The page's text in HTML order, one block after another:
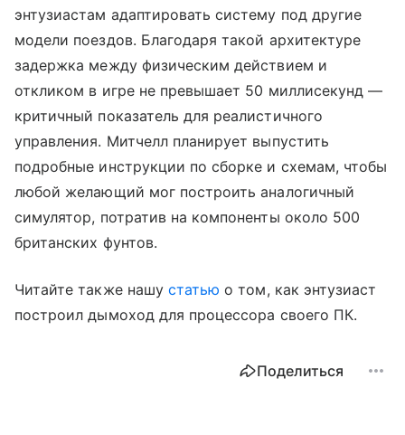
энтузиастам адаптировать систему под другие
модели поездов. Благодаря такой архитектуре
задержка между физическим действием и
откликом в игре не превышает 50 миллисекунд —
критичный показатель для реалистичного
управления. Митчелл планирует выпустить
подробные инструкции по сборке и схемам, чтобы
любой желающий мог построить аналогичный
симулятор, потратив на компоненты около 500
британских фунтов.
Читайте также нашу статью о том, как энтузиаст
построил дымоход для процессора своего ПК.
Поделиться